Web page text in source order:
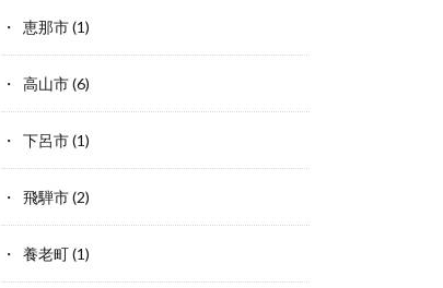
恵那市(1)
高山市(6)
下呂市(1)
飛騨市(2)
養老町(1)